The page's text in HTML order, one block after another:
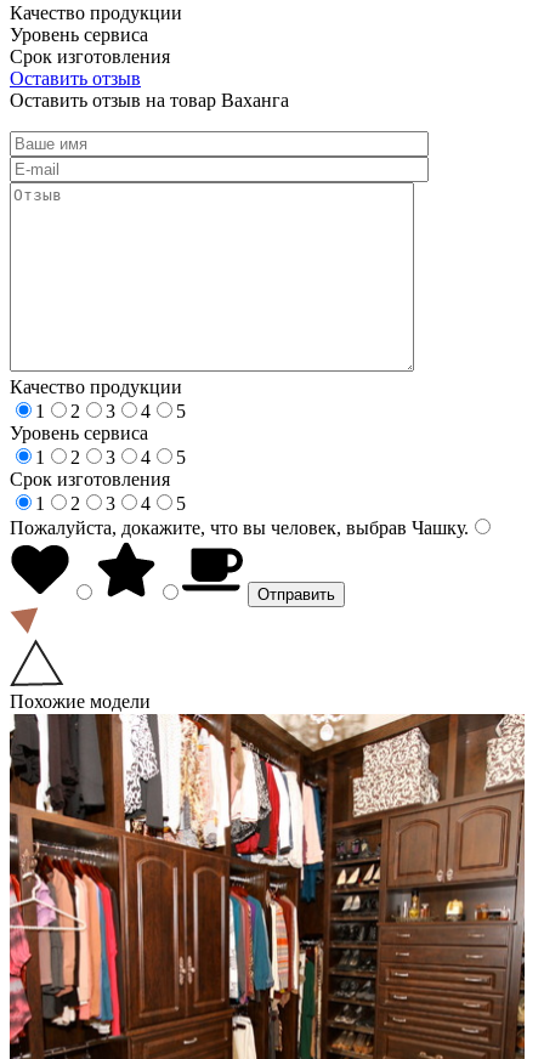
Качество продукции
Уровень сервиса
Срок изготовления
Оставить отзыв
Оставить отзыв на товар Ваханга
Качество продукции
1
2 3 4
5
Уровень сервиса
1
2 3 4
5
Срок изготовления
1
2 3 4
5
Пожалуйста, докажите, что вы человек, выбрав Чашку.
Похожие модели